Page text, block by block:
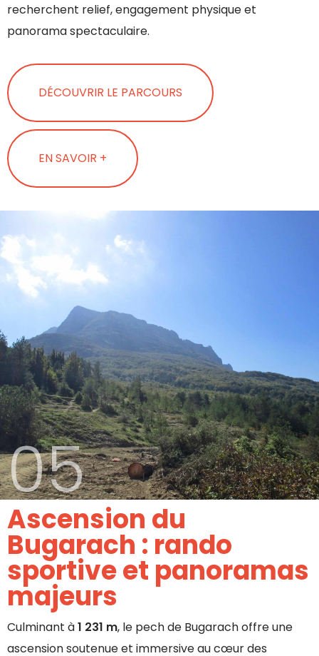
recherchent relief, engagement physique et
panorama spectaculaire.
DÉCOUVRIR LE PARCOURS
EN SAVOIR +
05
Ascension du
Bugarach : rando
sportive et panoramas
majeurs
Culminant à1 231 m, le pech de Bugarach offre une
ascension soutenue et immersive au cœur des